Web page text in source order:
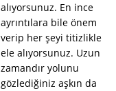
alıyorsunuz. En ince
ayrıntılara bile önem
verip her şeyi titizlikle
ele alıyorsunuz. Uzun
zamandır yolunu
gözlediğiniz aşkın da